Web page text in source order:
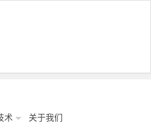
术 关于我们